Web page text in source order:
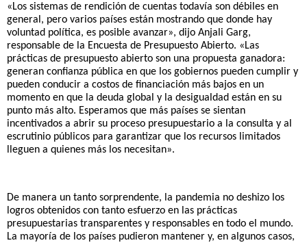
«Los sistemas de rendición de cuentas todavía son débiles en
general, pero varios países están mostrando que donde hay
voluntad política, es posible avanzar», dijo Anjali Garg,
responsable de la Encuesta de Presupuesto Abierto. «Las
prácticas de presupuesto abierto son una propuesta ganadora:
generan confianza pública en que los gobiernos pueden cumplir y
pueden conducir a costos de financiación más bajos en un
momento en que la deuda global y la desigualdad están en su
punto más alto. Esperamos que más países se sientan
incentivados a abrir su proceso presupuestario a la consulta y al
escrutinio públicos para garantizar que los recursos limitados
lleguen a quienes más los necesitan».
De manera un tanto sorprendente, la pandemia no deshizo los
logros obtenidos con tanto esfuerzo en las prácticas
presupuestarias transparentes y responsables en todo el mundo.
La mayoría de los países pudieron mantener y, en algunos casos,